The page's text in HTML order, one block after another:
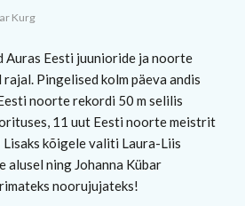
Kurg
Auras Eesti juunioride ja noorte
Pingelised kolm päeva andis
noorte rekordi 50 m selilis
11 uut Eesti noorte meistrit
kõigele valiti Laura-Liis
alusel ning Johanna Kübar
noorujujateks!